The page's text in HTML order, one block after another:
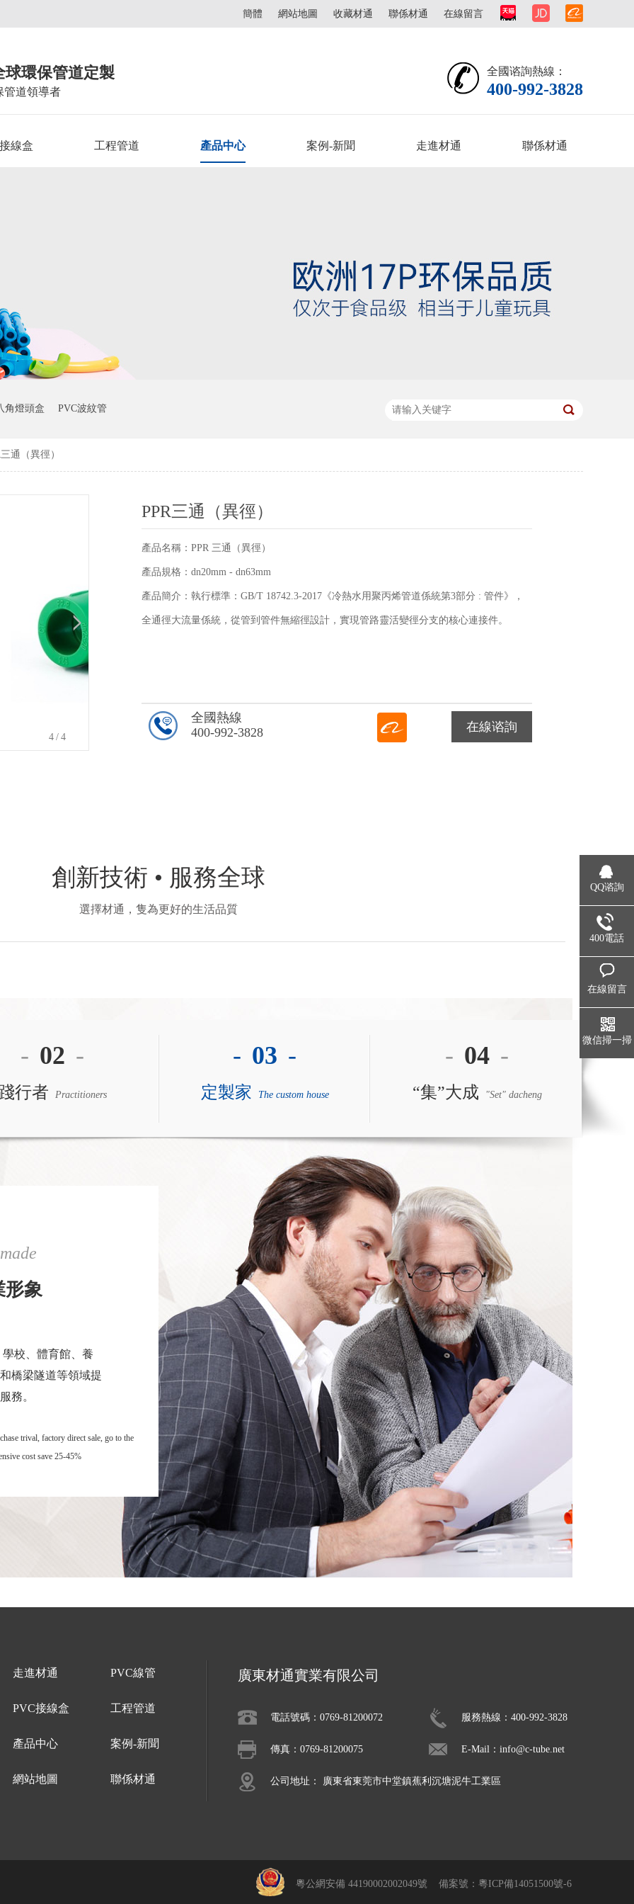
簡體 網站地圖 收藏材通 聯係材通 在線留言
全國谘詢熱線：
400-992-3828
球環保管道定製
管道領導者
線盒 工程管道 產品中心 案例-新聞 走進材通 聯係材通
角燈頭盒 PVC波紋管
通（異徑）
4 /4
PPR三通（異徑）
產品名稱：PPR 三通（異徑）
產品規格：dn20mm - dn63mm
產品簡介：執行標準：GB/T 18742.3-2017《冷熱水用聚丙烯管道係統第3部分 : 管件》，
全通徑大流量係統，從管到管件無縮徑設計，實現管路靈活變徑分支的核心連接件。
在線谘詢
全國熱線
400-992-3828
創新技術 • 服務全球
選擇材通，隻為更好的生活品質
- 02 -
行者 Practitioners
- 03 -
定製家 The custom house
- 04 -
“集”大成 "Set" dacheng
形象
校、體育館、養
橋梁隧道等領域提
務。
trival, factory direct sale, go to the
cost save 25-45%
走進材通 PVC線管
PVC接線盒 工程管道
產品中心 案例-新聞
網站地圖 聯係材通
廣東材通實業有限公司
電話號碼：0769-81200072 服務熱線：400-992-3828
傳真：0769-81200075 E-Mail：info@c-tube.net
公司地址： 廣東省東莞市中堂鎮蕉利沉塘泥牛工業區
粵公網安備 44190002002049號 備案號：粵ICP備14051500號-6
QQ谘詢
400電話
在線留言
微信掃一掃